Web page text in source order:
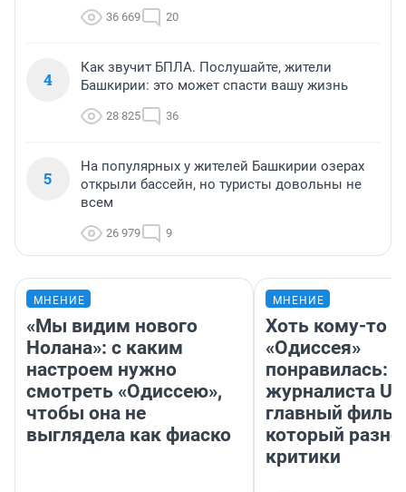
36 669 20
4
Как звучит БПЛА. Послушайте, жители
Башкирии: это может спасти вашу жизнь
28 825 36
5
На популярных у жителей Башкирии озерах
открыли бассейн, но туристы довольны не
всем
26 979 9
МНЕНИЕ
«Мы видим нового
Нолана»: с каким
настроем нужно
смотреть «Одиссею»,
чтобы она не
выглядела как фиаско
МНЕНИЕ
Хоть кому-то
«Одиссея»
понравилась:
журналиста
главный
который
критики